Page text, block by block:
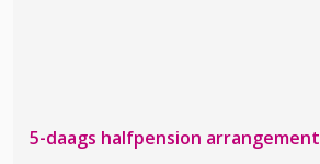
5-daags halfpension arrangement